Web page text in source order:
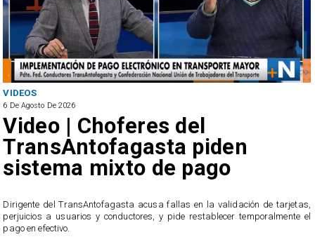
VIDEOS
6 De Agosto De 2026
Video | Choferes del
TransAntofagasta piden
sistema mixto de pago
​Dirigente del TransAntofagasta acusa fallas en la validación de tarjetas,
perjuicios a usuarios y conductores, y pide restablecer temporalmente el
pago en efectivo.